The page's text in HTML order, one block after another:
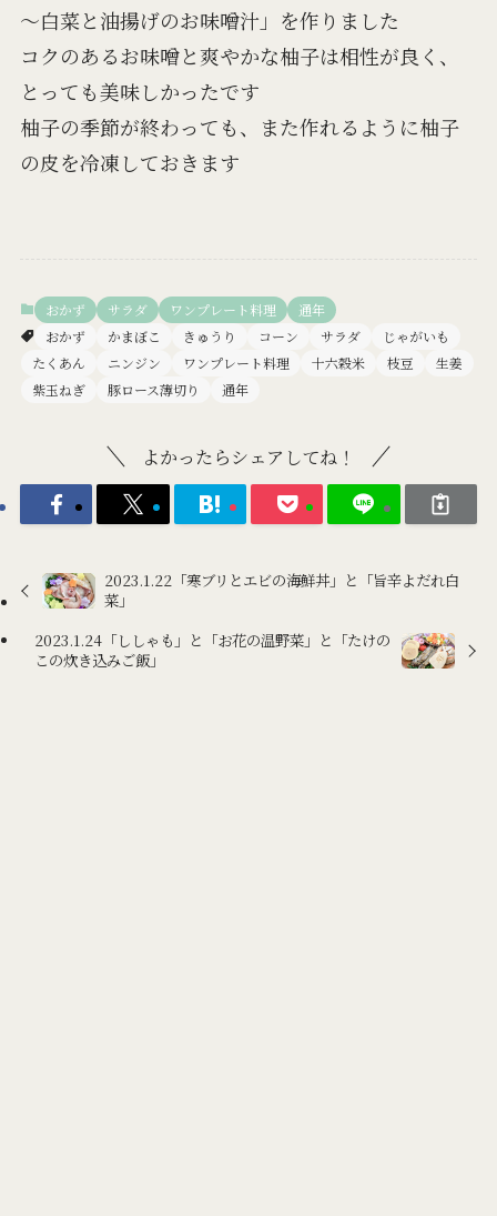
～白菜と油揚げのお味噌汁」を作りました
コクのあるお味噌と爽やかな柚子は相性が良く、
とっても美味しかったです
柚子の季節が終わっても、また作れるように柚子
の皮を冷凍しておきます
おかず サラダ ワンプレート料理
通年
おかず
かまぼこ きゅうり コーン サラダ
じゃがいも
たくあん
ニンジン ワンプレート料理 十六穀米 枝豆
生姜
紫玉ねぎ
豚ロース薄切り 通年
よかったらシェアしてね！
2023.1.22「寒ブリとエビの海鮮丼」と「旨辛よだれ白
菜」
2023.1.24「ししゃも」と「お花の温野菜」と「たけの
この炊き込みご飯」